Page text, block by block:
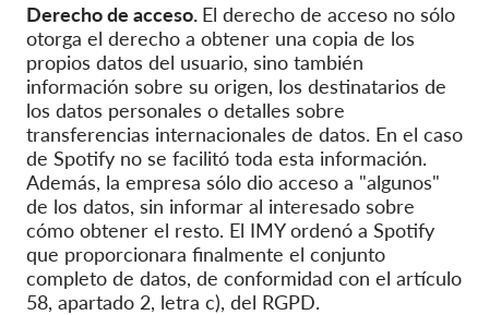
Derecho de acceso. El derecho de acceso no sólo
otorga el derecho a obtener una copia de los
propios datos del usuario, sino también
información sobre su origen, los destinatarios de
los datos personales o detalles sobre
transferencias internacionales de datos. En el caso
de Spotify no se facilitó toda esta información.
Además, la empresa sólo dio acceso a "algunos"
de los datos, sin informar al interesado sobre
cómo obtener el resto. El IMY ordenó a Spotify
que proporcionara finalmente el conjunto
completo de datos, de conformidad con el artículo
58, apartado 2, letra c), del RGPD.